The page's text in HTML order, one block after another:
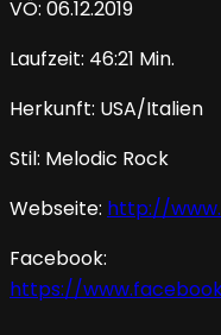
VÖ: 06.12.2019
Laufzeit: 46:21 Min.
Herkunft: USA/Italien
Stil: Melodic Rock
Webseite: http://
Facebook:
https://